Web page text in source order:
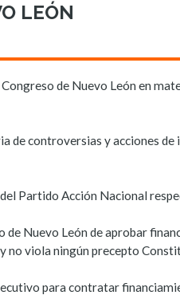
LEÓN
de Nuevo León en
de controversias y acciones
Partido Acción Nacional
de Nuevo León de aprobar
no viola ningún precepto
para contratar